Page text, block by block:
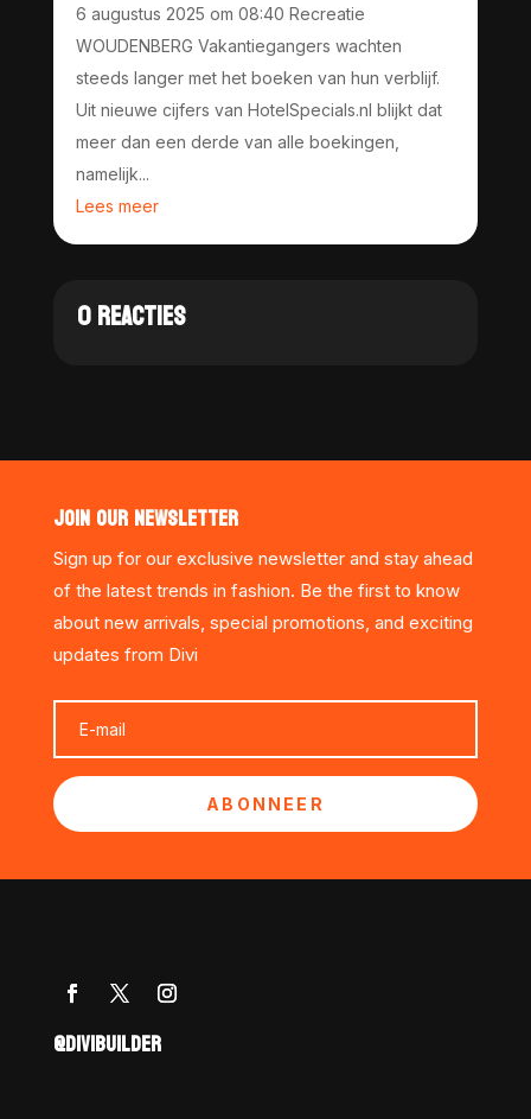
6 augustus 2025 om 08:40 Recreatie
WOUDENBERG Vakantiegangers wachten
steeds langer met het boeken van hun verblijf.
Uit nieuwe cijfers van HotelSpecials.nl blijkt dat
meer dan een derde van alle boekingen,
namelijk...
Lees meer
0 REACTIES
JOIN OUR NEWSLETTER
Sign up for our exclusive newsletter and stay ahead
of the latest trends in fashion. Be the first to know
about new arrivals, special promotions, and exciting
updates from Divi
ABONNEER
@DIVIBUILDER